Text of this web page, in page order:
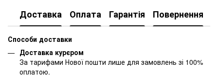
Доставка Оплата Гарантія Повернення
Способи доставки
Доставка курєром
За тарифами Нової пошти лише для замовлень зі 100%
оплатою.